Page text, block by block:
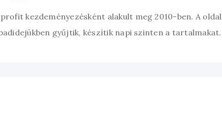
kezdeményezésként alakult meg 2010-ben. A oldal
gyűjtik, készítik napi szinten a tartalmakat.